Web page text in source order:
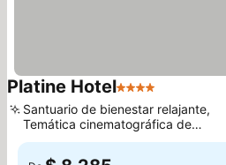
Platine Hotel4 Estrellas
Santuario de bienestar relajante,
Temática cinematográfica de
Hollywood